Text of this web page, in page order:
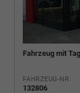
Fahrzeug mit
FAHRZEUG-NR.
132806